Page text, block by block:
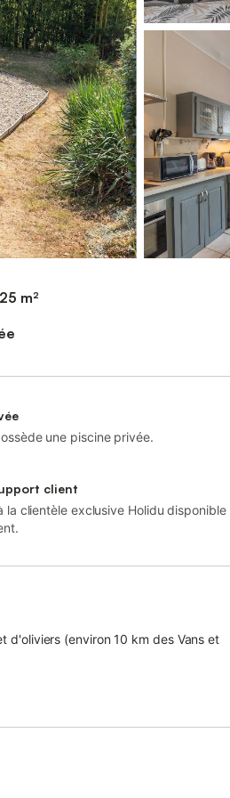
m²
une piscine privée.
client
la clientèle exclusive Holidu disponible
d'oliviers (environ 10 km des Vans et
et des Cévennes (Les Vans)
le calme, le confort et le charme de